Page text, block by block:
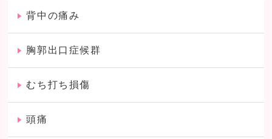
背中の痛み
胸郭出口症候群
むち打ち損傷
頭痛